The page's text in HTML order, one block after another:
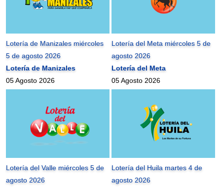
Lotería de Manizales miércoles
5 de agosto 2026
Lotería de Manizales
05 Agosto 2026
Lotería del Meta miércoles 5 de
agosto 2026
Lotería del Meta
05 Agosto 2026
Lotería del Valle miércoles 5 de
agosto 2026
Lotería del Huila martes 4 de
agosto 2026